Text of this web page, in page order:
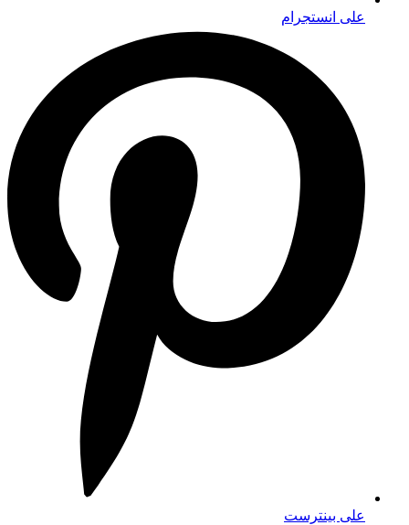
على انستجرام
على بينترست